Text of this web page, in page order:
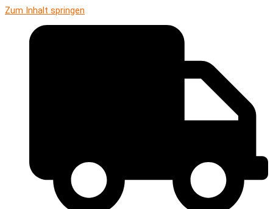
Zum Inhalt springen